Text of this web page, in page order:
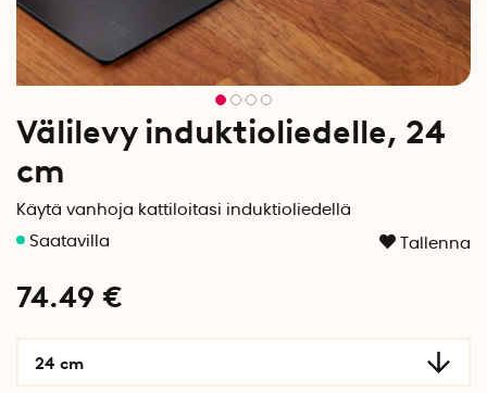
Välilevy induktioliedelle, 24
cm
Käytä vanhoja kattiloitasi induktioliedellä
Tallenna
74.49 €
24 cm